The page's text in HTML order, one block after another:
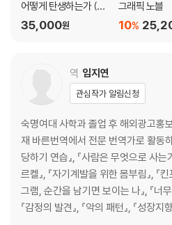
아이들의 감성 능력을 키우려면 학교와
생이 감정적으로 가까운 관계가 되면 학
자이자 자상한 시민으로 성장하기 위해
성 능력이 발달하려면 어른을 포함한 마
가 긍정적인 관계를 맺기 위한 감정 교
경쟁력은 사회?정서적 능력이다 | 감정
를 얻었다 | 감정이라는 지혜를 풀어 주
제11장 직장에서의 감정
어떻게 탄생하는가 (큰
글자책)
35,000원
그래픽 노블
10%
역 임지연
관심작가 알림신청
숙명여대 사학과 졸업 후 해외광고홍
재 바른번역에서 전문 번역가로 활동
당하기 연습』, 『사람은 무엇으로 사는
르켈』, 『자기계발을 위한 몸부림』, 『
그램, 순간을 남기면 보이는 나』, 『너
『감정의 발견』, 『악의 패턴』, 『성장지